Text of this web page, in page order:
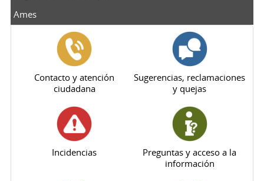
Ames
Contacto y atención
ciudadana
Sugerencias, reclamaciones
y quejas
Incidencias
Preguntas y acceso a la
información